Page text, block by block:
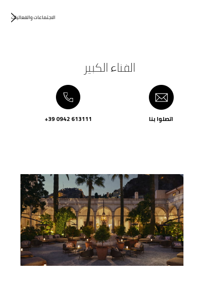
الاجتماعات والفعاليات
الفناء الكبير
+39 0942 613111 اتصلوا بنا